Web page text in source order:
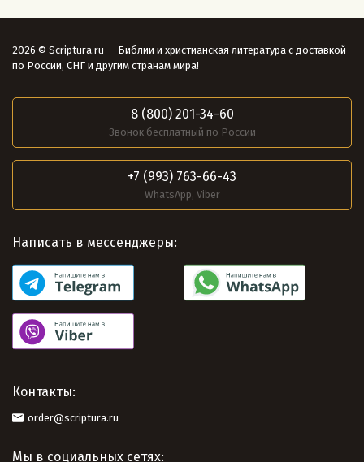
2026 © Scriptura.ru — Библии и христианская литература с доставкой
по России, СНГ и другим странам мира!
8 (800) 201-34-60
Звонок бесплатный по России
+7 (993) 763-66-43
WhatsApp, Viber
Написать в мессенджеры:
Контакты:
order@scriptura.ru
Мы в социальных сетях: